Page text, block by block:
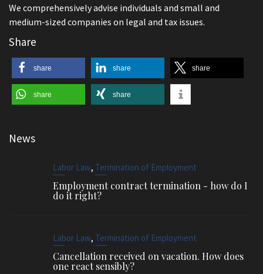
We comprehensively advise individuals and small and
medium-sized companies on legal and tax issues.
Share
share share share
share share
News
Labor Law, Termination of Employment
Employment contract termination - how do I
do it right?
Labor Law, Termination of Employment
Cancellation received on vacation. How does
one react sensibly?